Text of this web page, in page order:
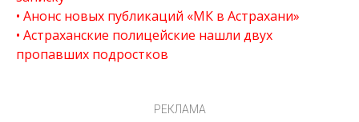
Анонс новых публикаций «МК в Астрахани»
Астраханские полицейские нашли двух
пропавших подростков
РЕКЛАМА